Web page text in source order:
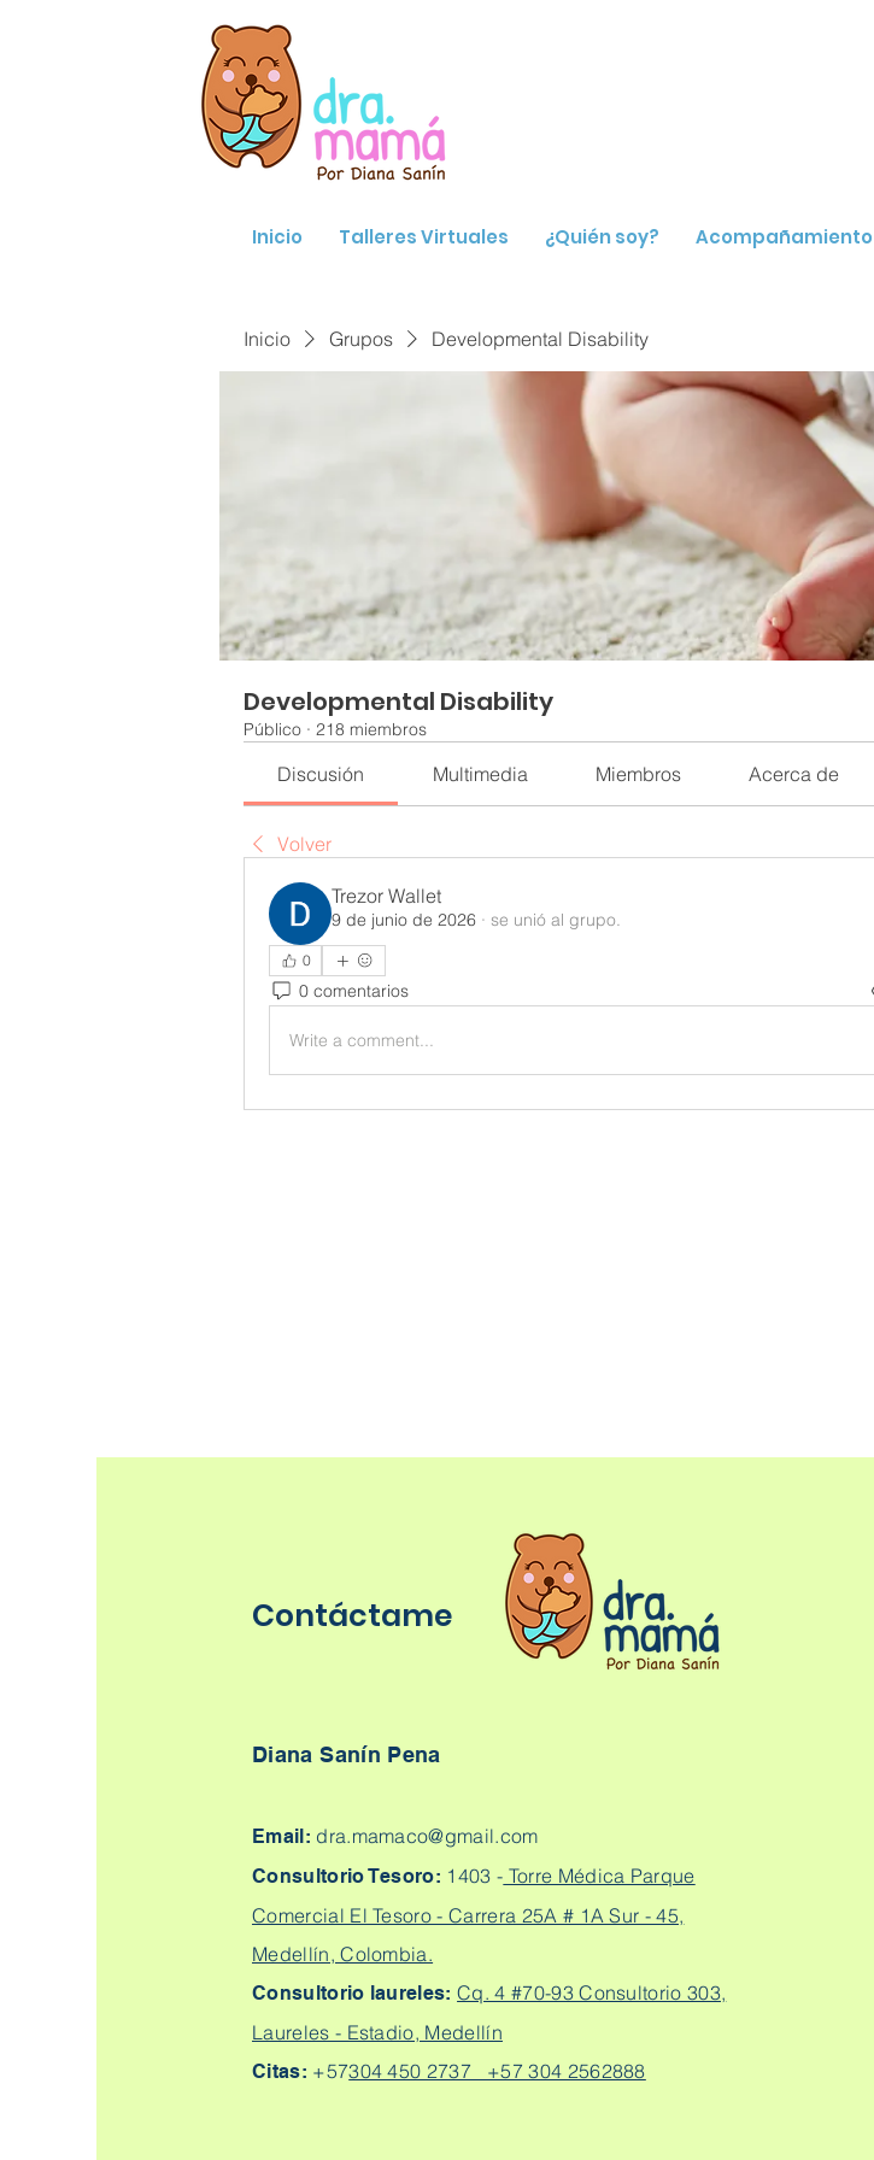
Inicio Talleres Virtuales ¿Quién soy? Acompañamiento
Inicio Grupos Developmental Disability
Developmental Disability
Público · 218 miembros
Discusión Multimedia Miembros Acerca de
Volver
Trezor Wallet
9 de junio de 2026 · se unió al grupo.
0
0 comentarios
Write a comment...
Contáctame
Diana Sanín Pena
Email: dra.mamaco@gmail.com
Consultorio Tesoro: 1403 - Torre Médica Parque
Comercial El Tesoro - Carrera 25A # 1A Sur - 45,
Medellín, Colombia.
Consultorio laureles:Cq. 4 #70-93 Consultorio 303,
Laureles - Estadio, Medellín
Citas: +57304 450 2737 +57 304 2562888